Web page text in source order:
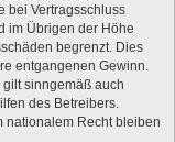
bei Vertragsschluss
im Übrigen der Höhe
begrenzt. Dies
entgangenen Gewinn.
sinngemäß auch
des Betreibers.
nationalem Recht bleiben